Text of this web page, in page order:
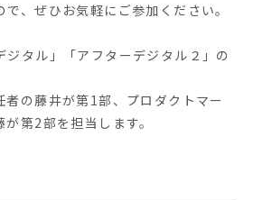
、ぜひお気軽にご参加ください。
ジタル」「アフターデジタル２」の
者の藤井が第1部、プロダクトマー
第2部を担当します。